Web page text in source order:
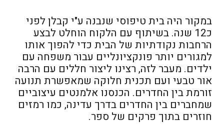
במקור היה בית טיפוסי שנבנה ע"י קבלן לפני
כ12 שנה. בשיתוף עם הלקוח הוחלט לבצע
הרחבות נקודתיות של הבית כדי להפוך אותו
למגורים יותר פונקציונליים עבור משפחה עם
ילדים. מעבר לזה, רצינו ליצור חללים עם הרבה
אור טבעי ועם תכנית חלוקה שמאפשרת תנועה
זורמת בין החדרים. הכנסנו אלמנטים עיצוביים
שמחברים בין החדרים בדרך עדינה, כמו רמזים
חוזרים בתוך פרקים של ספר.